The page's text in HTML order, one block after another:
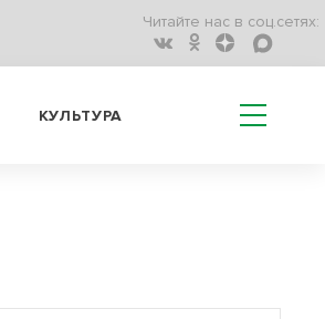
Читайте нас в соц.сетях:
КУЛЬТУРА